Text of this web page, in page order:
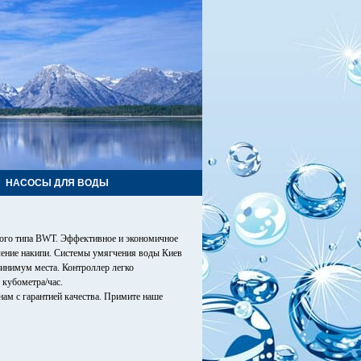
НАСОСЫ ДЛЯ ВОДЫ
типа BWT. Эффективное и экономичное
накипи. Системы умягчения воды Киев
места. Контроллер легко
час.
с гарантией качества. Примите наше